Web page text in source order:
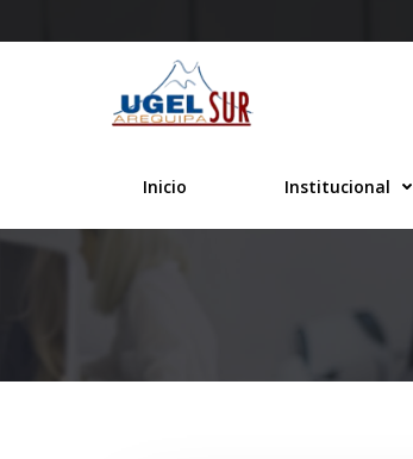
al
Inicio Institucional